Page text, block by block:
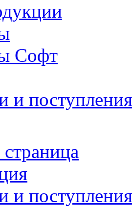
Софт
и поступления
и поступления